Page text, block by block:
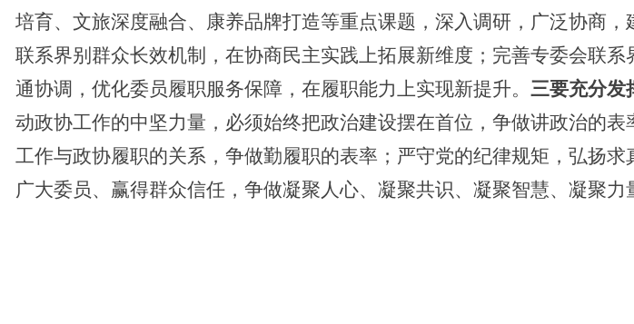
培育、文旅深度融合、康养品牌打造等重点课题，深入调研，广泛协商
联系界别群众长效机制，在协商民主实践上拓展新维度；完善专委会联
通协调，优化委员履职服务保障，在履职能力上实现新提升。 三要充分发
动政协工作的中坚力量，必须始终把政治建设摆在首位，争做讲政治的
工作与政协履职的关系，争做勤履职的表率；严守党的纪律规矩，弘扬
广大委员、赢得群众信任，争做凝聚人心、凝聚共识、凝聚智慧、凝聚力